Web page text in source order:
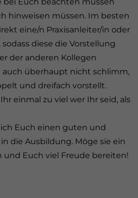
hinweisen müssen. Im besten
eine/n Praxisanleiter/in oder
diese die Vorstellung
der anderen Kollegen
auch überhaupt nicht schlimm,
und dreifach vorstellt.
einmal zu viel wer Ihr seid, als
Euch einen guten und
die Ausbildung. Möge sie ein
und Euch viel Freude bereiten!